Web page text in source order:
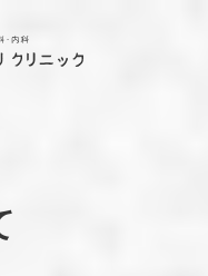
の掲示について